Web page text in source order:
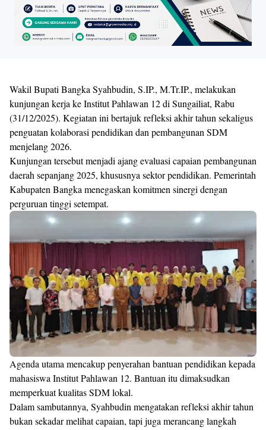
Wakil Bupati Bangka Syahbudin, S.IP., M.Tr.IP., melakukan
kunjungan kerja ke Institut Pahlawan 12 di Sungailiat, Rabu
(31/12/2025). Kegiatan ini bertajuk refleksi akhir tahun sekaligus
penguatan kolaborasi pendidikan dan pembangunan SDM
menjelang 2026.
Kunjungan tersebut menjadi ajang evaluasi capaian pembangunan
daerah sepanjang 2025, khususnya sektor pendidikan. Pemerintah
Kabupaten Bangka menegaskan komitmen sinergi dengan
perguruan tinggi setempat.
Agenda utama mencakup penyerahan bantuan pendidikan kepada
mahasiswa Institut Pahlawan 12. Bantuan itu dimaksudkan
memperkuat kualitas SDM lokal.
Dalam sambutannya, Syahbudin mengatakan refleksi akhir tahun
bukan sekadar melihat capaian, tapi juga merancang langkah